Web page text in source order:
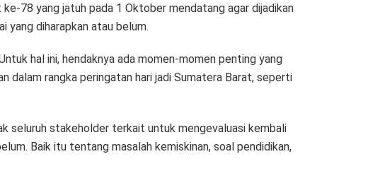
78 yang jatuh pada 1 Oktober mendatang agar dijadikan
yang diharapkan atau belum.
hal ini, hendaknya ada momen-momen penting yang
dalam rangka peringatan hari jadi Sumatera Barat, seperti
seluruh stakeholder terkait untuk mengevaluasi kembali
Baik itu tentang masalah kemiskinan, soal pendidikan,